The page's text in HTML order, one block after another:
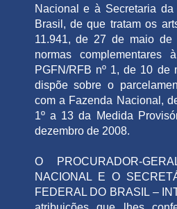
Nacional e à Secretaria
Brasil, de que tratam os
11.941, de 27 de maio de
normas complementares
PGFN/RFB nº 1, de 10 de
dispõe sobre o
com a Fazenda Nacional,
1º a 13 da Medida
dezembro de 2008.
O PROCURADOR-
NACIONAL E O
FEDERAL DO BRASIL –